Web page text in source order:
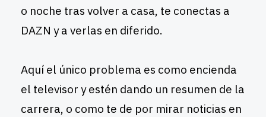
o noche tras volver a casa, te conectas a
DAZN y a verlas en diferido.
Aquí el único problema es como encienda
el televisor y estén dando un resumen de la
carrera, o como te de por mirar noticias en